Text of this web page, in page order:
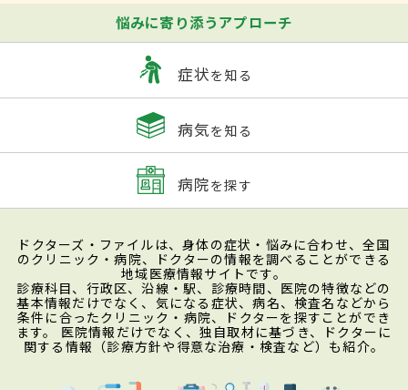
悩みに寄り添うアプローチ
症状を知る
病気を知る
病院を探す
ドクターズ・ファイルは、身体の症状・悩みに合わせ、全国
のクリニック・病院、ドクターの情報を調べることができる
地域医療情報サイトです。
診療科目、行政区、沿線・駅、診療時間、医院の特徴などの
基本情報だけでなく、気になる症状、病名、検査名などから
条件に合ったクリニック・病院、ドクターを探すことができ
ます。 医院情報だけでなく、独自取材に基づき、ドクターに
関する情報（診療方針や得意な治療・検査など）も紹介。